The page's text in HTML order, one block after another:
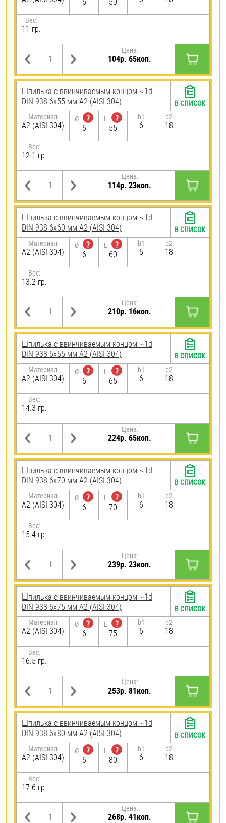
Вес:
11 гр.
Цена:
104р. 65коп.
Шпилька c ввинчиваемым концом ~1d
DIN 938 6х55 мм А2 (AISI 304)
Материал
А2 (AISI 304)
Ø
?
6
L
?
55
b1
6
b2
18
Вес:
12.1 гр.
Цена:
114р. 23коп.
В СПИСОК
Шпилька c ввинчиваемым концом ~1d
DIN 938 6х60 мм А2 (AISI 304)
Материал
А2 (AISI 304)
Ø
?
6
L
?
60
b1
6
b2
18
Вес:
13.2 гр.
Цена:
210р. 16коп.
В СПИСОК
Шпилька c ввинчиваемым концом ~1d
DIN 938 6х65 мм А2 (AISI 304)
Материал
А2 (AISI 304)
Ø
?
6
L
?
65
b1
6
b2
18
Вес:
14.3 гр.
Цена:
224р. 65коп.
В СПИСОК
Шпилька c ввинчиваемым концом ~1d
DIN 938 6х70 мм А2 (AISI 304)
Материал
А2 (AISI 304)
Ø
?
6
L
?
70
b1
6
b2
18
Вес:
15.4 гр.
Цена:
239р. 23коп.
В СПИСОК
Шпилька c ввинчиваемым концом ~1d
DIN 938 6х75 мм А2 (AISI 304)
Материал
А2 (AISI 304)
Ø
?
6
L
?
75
b1
6
b2
18
Вес:
16.5 гр.
Цена:
253р. 81коп.
В СПИСОК
Шпилька c ввинчиваемым концом ~1d
DIN 938 6х80 мм А2 (AISI 304)
Материал
А2 (AISI 304)
Ø
?
6
L
?
80
b1
6
b2
18
Вес:
17.6 гр.
Цена:
268р. 41коп.
В СПИСОК